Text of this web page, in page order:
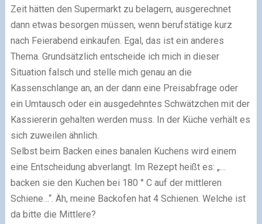
Zeit hätten den Supermarkt zu belagern, ausgerechnet
dann etwas besorgen müssen, wenn berufstätige kurz
nach Feierabend einkaufen. Egal, das ist ein anderes
Thema. Grundsätzlich entscheide ich mich in dieser
Situation falsch und stelle mich genau an die
Kassenschlange an, an der dann eine Preisabfrage oder
ein Umtausch oder ein ausgedehntes Schwätzchen mit der
Kassiererin gehalten werden muss. In der Küche verhält es
sich zuweilen ähnlich.
Selbst beim Backen eines banalen Kuchens wird einem
eine Entscheidung abverlangt. Im Rezept heißt es: „…
backen sie den Kuchen bei 180 ° C auf der mittleren
Schiene…“. Äh, meine Backofen hat 4 Schienen. Welche ist
da bitte die Mittlere?